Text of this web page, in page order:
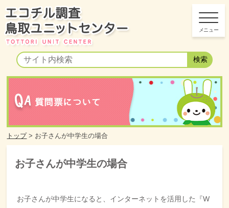
トップ> お子さんが中学生の場合
お子さんが中学生の場合
お子さんが中学生になると、インターネットを活用した『W